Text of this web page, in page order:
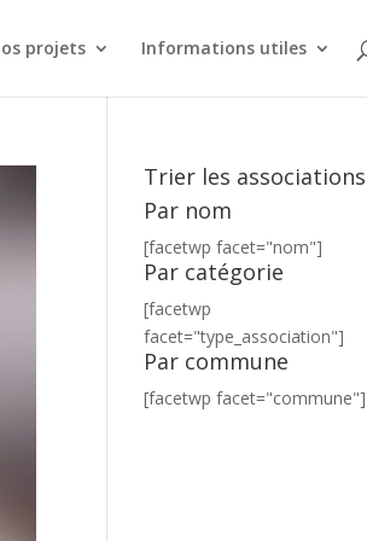
projets Informations utiles
Trier les associations
Par nom
[facetwp facet="nom"]
Par catégorie
[facetwp
facet="type_association"]
Par commune
[facetwp facet="commune"]